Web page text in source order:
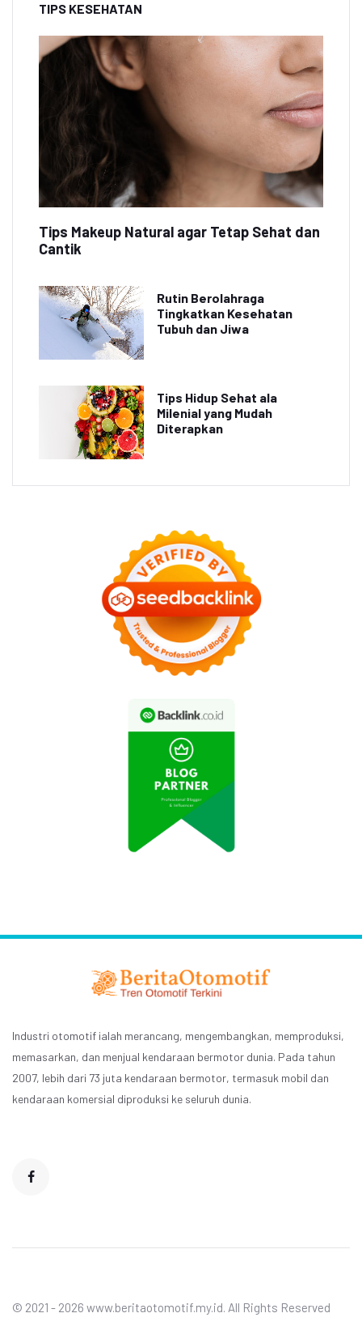
TIPS KESEHATAN
Tips Makeup Natural agar Tetap Sehat dan
Cantik
Rutin Berolahraga
Tingkatkan Kesehatan
Tubuh dan Jiwa
Tips Hidup Sehat ala
Milenial yang Mudah
Diterapkan
Industri otomotif ialah merancang, mengembangkan, memproduksi,
memasarkan, dan menjual kendaraan bermotor dunia. Pada tahun
2007, lebih dari 73 juta kendaraan bermotor, termasuk mobil dan
kendaraan komersial diproduksi ke seluruh dunia.
© 2021 - 2026 www.beritaotomotif.my.id. All Rights Reserved